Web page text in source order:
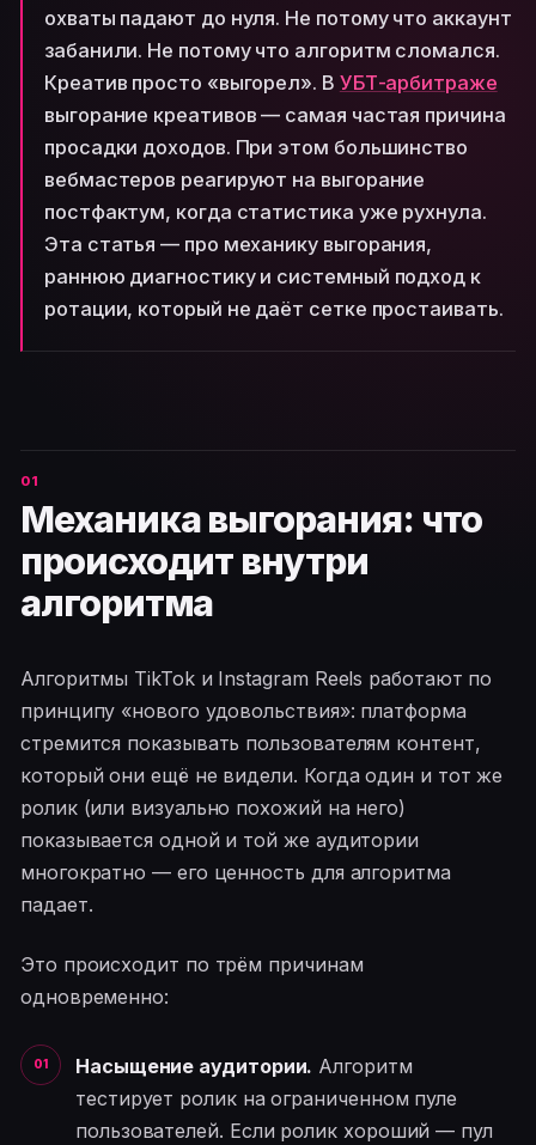
охваты падают до нуля. Не потому что аккаунт
забанили. Не потому что алгоритм сломался.
Креатив просто «выгорел». В УБТ-арбитраже
выгорание креативов — самая частая причина
просадки доходов. При этом большинство
вебмастеров реагируют на выгорание
постфактум, когда статистика уже рухнула.
Эта статья — про механику выгорания,
раннюю диагностику и системный подход к
ротации, который не даёт сетке простаивать.
Механика выгорания: что
происходит внутри
алгоритма
Алгоритмы TikTok и Instagram Reels работают по
принципу «нового удовольствия»: платформа
стремится показывать пользователям контент,
который они ещё не видели. Когда один и тот же
ролик (или визуально похожий на него)
показывается одной и той же аудитории
многократно — его ценность для алгоритма
падает.
Это происходит по трём причинам
одновременно:
Насыщение аудитории. Алгоритм
тестирует ролик на ограниченном пуле
пользователей. Если ролик хороший — пул